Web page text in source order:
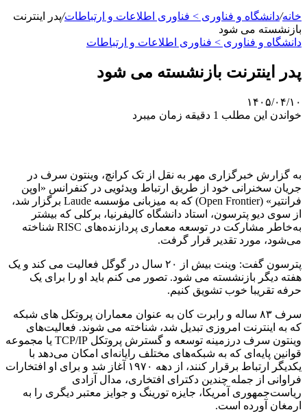
خانه/دانشگاه و فناوری > فناوری اطلاعات و ارتباطات/پدر اینترنت
بازنشسته می شود
دانشگاه و فناوری > فناوری اطلاعات و ارتباطات
پدر اینترنت بازنشسته می شود
۱۴۰۵/۰۴/۱۰
خواندن این مطلب 1 دقیقه زمان میبرد
به گزارش خبرگزاری مهر به نقل از تک کرانچ، وینتون سرف در
جریان سخنرانی خود از طریق ارتباط ویدئویی در کنفرانس «اوپن
فرانتیر» (Open Frontier) که به میزبانی مؤسسه Laude برگزار شد،
از سوی دیو پترسون، استاد دانشگاه کالیفرنیا، برکلی که بیشتر
به‌خاطر مشارکت در توسعه معماری پردازنده‌های RISC شناخته
می‌شود، مورد تقدیر قرار گرفت.
پترسون گفت: وینت بیش از ۲۰ سال در گوگل فعالیت می کند و یک
هفته دیگر بازنشسته می شود. تصور می کنم باید او را برای یک
حرفه تقریبا خوب تشویق کنیم.
سرف ۸۳ ساله و رابرت کان به عنوان معماران پروتکل های شبکه
که به اینترنت امروزی تبدیل شد، شناخته می شوند. فعالیت‌های
وینتون سرف درزمینه توسعه و گسترش پروتکل TCP/IP یا مجموعه
قوانین پایه‌ای که به شبکه‌های مختلف رایانه‌ای امکان می‌دهد با
یکدیگر ارتباط برقرار کنند، از دهه ۱۹۷۰ آغاز شد و برای او افتخارات
فراوانی از جمله چندین دکترای افتخاری، مدال آزادی
ریاست‌جمهوری آمریکا، جایزه تورینگ و جوایز معتبر دیگری را به
ارمغان آورده است.